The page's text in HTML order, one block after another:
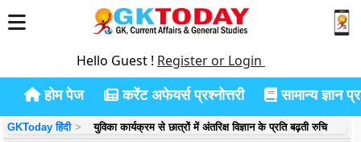
Hello Guest ! Register or Login
होम पेज करेंट अफेयर्स प्रश्नोत्तरी सामान्य ज्ञान
GKToday हिंदी युविका कार्यक्रम से छात्रों में अंतरिक्ष विज्ञान के प्रति बढ़ती रुचि